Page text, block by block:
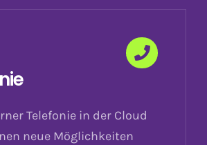
Telefonie in der Cloud
neue Möglichkeiten